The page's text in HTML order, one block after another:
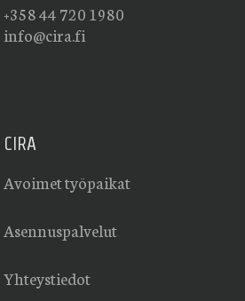
+358 44 720 1980
info@cira.fi
CIRA
Avoimet työpaikat
Asennuspalvelut
Yhteystiedot